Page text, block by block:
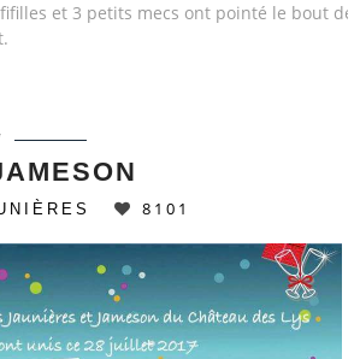
et 3 petits mecs ont pointé le bout de
8101